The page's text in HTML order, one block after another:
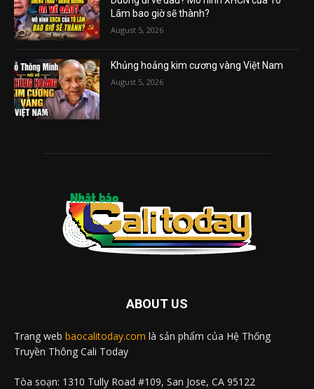
Lâm bao giờ sẽ thành?
August 5, 2026
Khủng hoảng kim cương vàng Việt Nam
August 5, 2026
ABOUT US
Trang web baocalitoday.com là sản phẩm của Hệ Thống
Truyền Thông Cali Today
Tòa soạn: 1310 Tully Road #109, San Jose, CA 95122